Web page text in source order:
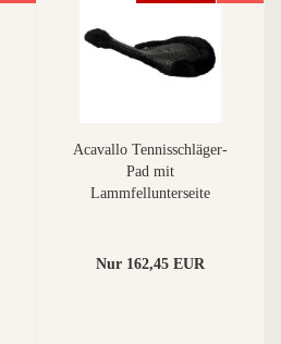
Acavallo Tennisschläger-
Pad mit
Lammfellunterseite
Nur 162,45 EUR